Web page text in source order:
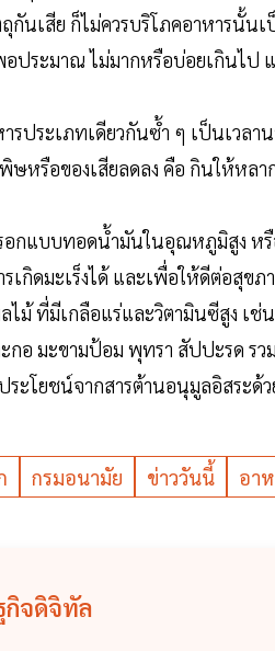
กันเสีย ก็ไม่ควรบริโภคอาหารนั้น
ระมาณ ไม่มากหรือบ่อยเกินไป
รประเภทเดียวกันซ้ำ ๆ เป็นเวลา
ษหรือของเสียลดลง คือ กินให้หล
อกแบบทอดน้ำมันในอุณหภูมิสูง ห
รเกิดมะเร็งได้ และเพื่อให้ดีต่อสุข
ม้ ที่มีเกลือแร่และวิตามินซีสูง เ
กอ มะขามป้อม พุทรา สัปปะรด ร
ะโยชน์จากสารต้านอนุมูลอิสระด้ว
กรมอนามัย ข่าววันนี้ อา
กิจดิจิทัล